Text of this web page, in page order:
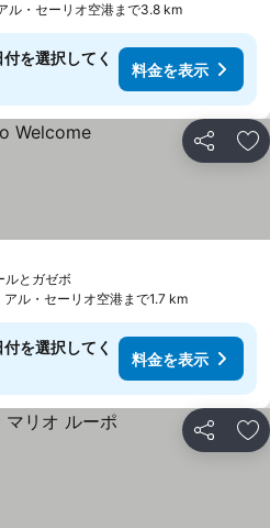
ル・セーリオ空港まで3.8 km
を選択してく
料金を表示
シェア お
ルとガゼボ
アル・セーリオ空港まで1.7 km
を選択してく
料金を表示
シェア お